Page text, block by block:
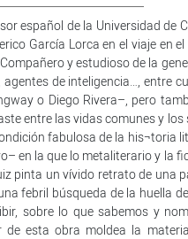
español de la Universidad de
García Lorca en el viaje en
y estudioso de la
de inteligencia…, entre
o Diego Rivera–, pero
entre las vidas comunes y
fabulosa de la his¬toria
en la que lo metaliterario y la
pinta un vívido retrato de una
febril búsqueda de la huella
sobre lo que sabemos y
de esta obra moldea la